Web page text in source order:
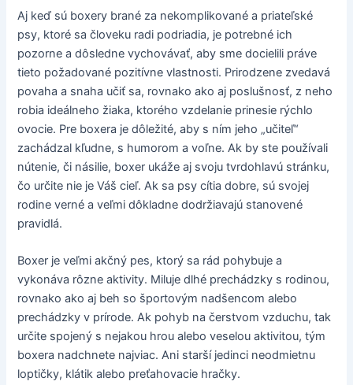
Aj keď sú boxery brané za nekomplikované a priateľské
psy, ktoré sa človeku radi podriadia, je potrebné ich
pozorne a dôsledne vychovávať, aby sme docielili práve
tieto požadované pozitívne vlastnosti. Prirodzene zvedavá
povaha a snaha učiť sa, rovnako ako aj poslušnosť, z neho
robia ideálneho žiaka, ktorého vzdelanie prinesie rýchlo
ovocie. Pre boxera je dôležité, aby s ním jeho „učiteľ“
zachádzal kľudne, s humorom a voľne. Ak by ste používali
nútenie, či násilie, boxer ukáže aj svoju tvrdohlavú stránku,
čo určite nie je Váš cieľ. Ak sa psy cítia dobre, sú svojej
rodine verné a veľmi dôkladne dodržiavajú stanovené
pravidlá.
Boxer je veľmi akčný pes, ktorý sa rád pohybuje a
vykonáva rôzne aktivity. Miluje dlhé prechádzky s rodinou,
rovnako ako aj beh so športovým nadšencom alebo
prechádzky v prírode. Ak pohyb na čerstvom vzduchu, tak
určite spojený s nejakou hrou alebo veselou aktivitou, tým
boxera nadchnete najviac. Ani starší jedinci neodmietnu
loptičky, klátik alebo preťahovacie hračky.